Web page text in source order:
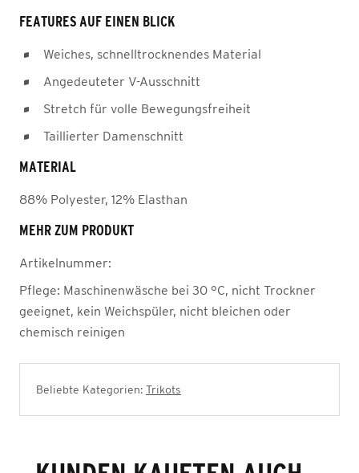
FEATURES AUF EINEN BLICK
Weiches, schnelltrocknendes Material
Angedeuteter V-Ausschnitt
Stretch für volle Bewegungsfreiheit
Taillierter Damenschnitt
MATERIAL
88% Polyester, 12% Elasthan
MEHR ZUM PRODUKT
Artikelnummer:
Pflege: Maschinenwäsche bei 30 °C, nicht Trockner
geeignet, kein Weichspüler, nicht bleichen oder
chemisch reinigen
Beliebte Kategorien: Trikots